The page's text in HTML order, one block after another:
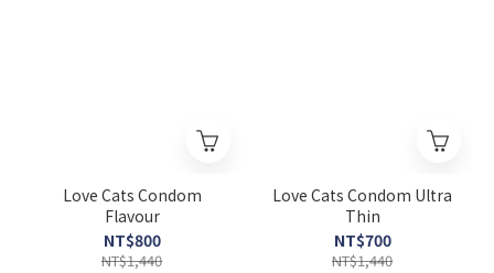
Love Cats Condom
Flavour
NT$800
NT$1,440
Love Cats Condom Ultra
Thin
NT$700
NT$1,440